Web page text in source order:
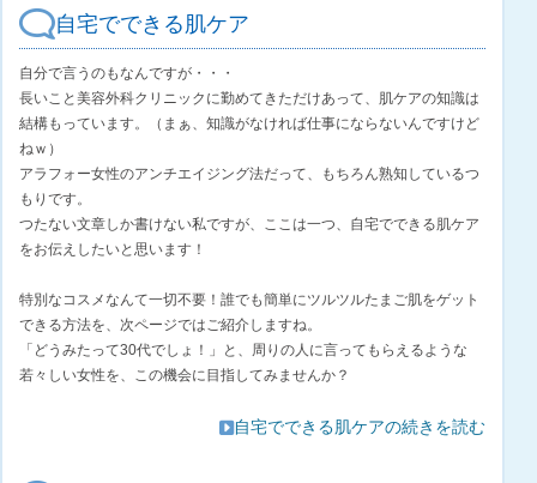
自宅でできる肌ケア
自分で言うのもなんですが・・・
長いこと美容外科クリニックに勤めてきただけあって、肌ケアの知識は
結構もっています。（まぁ、知識がなければ仕事にならないんですけど
ねｗ）
アラフォー女性のアンチエイジング法だって、もちろん熟知しているつ
もりです。
つたない文章しか書けない私ですが、ここは一つ、自宅でできる肌ケア
をお伝えしたいと思います！
特別なコスメなんて一切不要！誰でも簡単にツルツルたまご肌をゲット
できる方法を、次ページではご紹介しますね。
「どうみたって30代でしょ！」と、周りの人に言ってもらえるような
若々しい女性を、この機会に目指してみませんか？
自宅でできる肌ケアの続きを読む